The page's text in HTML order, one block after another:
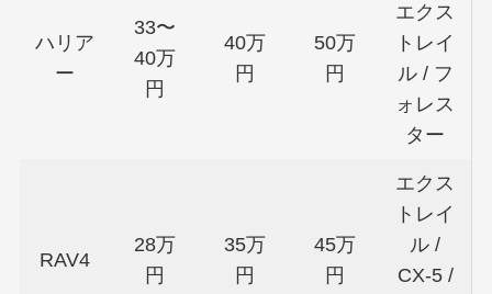
ハリア
ー
33〜
40万
円
40万
円
50万
円
エクス
トレイ
ル / フ
ォレス
ター
RAV4
28万
円
35万
円
45万
円
エクス
トレイ
ル /
CX-5 /